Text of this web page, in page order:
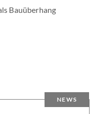
Bauüberhang
NEWS